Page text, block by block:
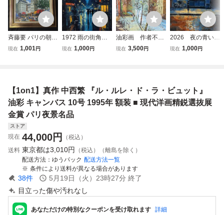
斉藤要 パリの朝
油彩画 絵画 10号
現在 1,001円
1972 雨の街角油
絵風アートポスタ
現在 1,000円
油彩画 作者不
明 海外の街並
現在 3,500円
2026 夜の青いカ
フェ自転車と水た
現在 1,000円
【1on1】真作 中西繁 『ル・ルレ・ド・ラ・ビュット』
油彩 キャンバス 10号 1995年 額装 ■ 現代洋画精鋭選抜展
金賞 パリ夜景名品
ストア
現在 44,000円
（税込）
送料 東京都は3,010円
（税込）（離島を除く）
配送方法
ゆうパック 配送方法一覧
条件により送料が異なる場合があります
38件 5月19日（火）23時27分 終了
目立った傷や汚れなし
あなただけの特別なクーポンを受け取れます 詳細